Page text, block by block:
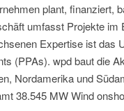
plant, finanziert,
umfasst Projekte
Expertise ist das
(PPAs). wpd baut die
Nordamerika und
38.545 MW Wind